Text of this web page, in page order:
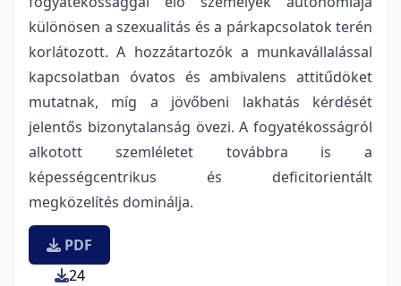
különösen a szexualitás és a párkapcsolatok terén
korlátozott. A hozzátartozók a munkavállalással
kapcsolatban óvatos és ambivalens attitűdöket
mutatnak, míg a jövőbeni lakhatás kérdését
jelentős bizonytalanság övezi. A fogyatékosságról
alkotott szemléletet továbbra is a
képességcentrikus és deficitorientált
megközelítés dominálja.
PDF
24